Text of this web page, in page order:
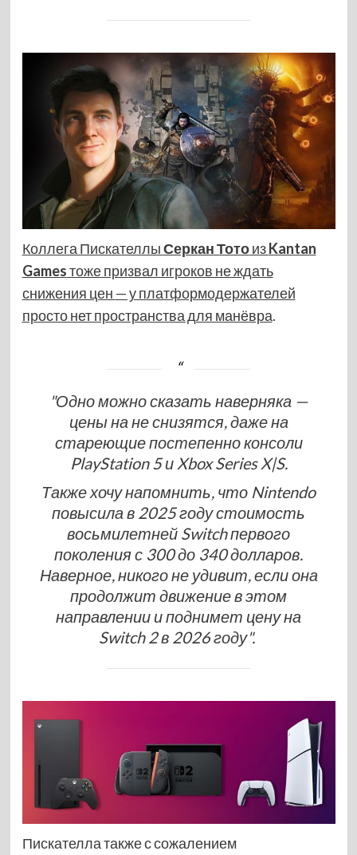
Коллега ПискателлыСеркан ТотоизKantan
Gamesтоже призвал игроков не ждать
снижения цен — у платформодержателей
просто нет пространства для манёвра.
"Одно можно сказать наверняка —
цены на не снизятся, даже на
стареющие постепенно консоли
PlayStation 5 и Xbox Series X|S.
Также хочу напомнить, что Nintendo
повысила в 2025 году стоимость
восьмилетней Switch первого
поколения с 300 до 340 долларов.
Наверное, никого не удивит, если она
продолжит движение в этом
направлении и поднимет цену на
Switch 2 в 2026 году".
Пискателла также с сожалением